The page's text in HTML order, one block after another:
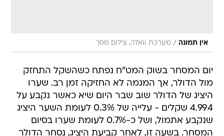
אין תמונה / מערכת וואלה, צילום מסך
יום המסחר בשוק המט"ח נפתח כשהשקל התחזק
מול הדולר, אך המגמה לא החזיקה זמן רב. שערו
היציג של הדולר שוב שבר היום שיא כאשר נקבע על
4.994 שקלים - עלייה של 0.3% לעומת השער היציג
שנקבע אתמול, ושל כ-0.7% לעומת שערו בסיום
המסחר. בשעה זו, לאחר קביעת היציג, נסחר הדולר